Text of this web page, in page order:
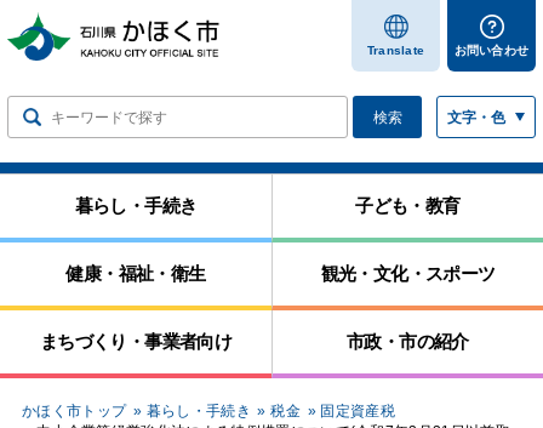
します
Translate お問い合わせ
検索 文字・色
暮らし・手続き 子ども・教育
健康・福祉・衛生 観光・文化・スポーツ
まちづくり・事業者向け 市政・市の紹介
かほく市トップ 暮らし・手続き 税金
固定資産税